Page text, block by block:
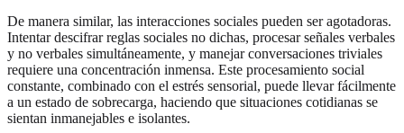
De manera similar, las interacciones sociales pueden ser agotadoras.
Intentar descifrar reglas sociales no dichas, procesar señales verbales
y no verbales simultáneamente, y manejar conversaciones triviales
requiere una concentración inmensa. Este procesamiento social
constante, combinado con el estrés sensorial, puede llevar fácilmente
a un estado de sobrecarga, haciendo que situaciones cotidianas se
sientan inmanejables e isolantes.